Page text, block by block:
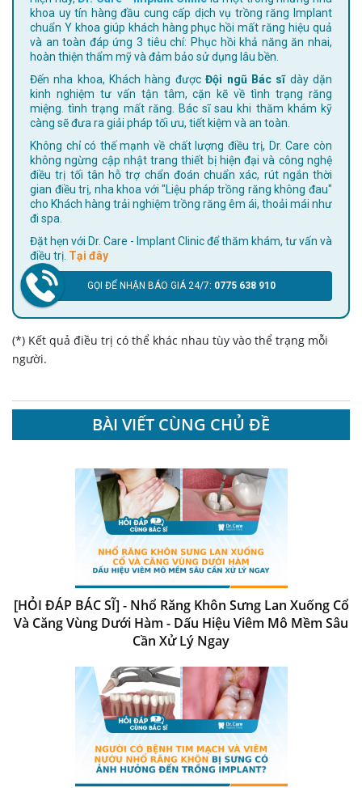
khoa uy tín hàng đầu cung cấp dịch vụ trồng răng Implant
chuẩn Y khoa giúp khách hàng phục hồi mất răng hiệu quả
và an toàn đáp ứng 3 tiêu chí: Phục hồi khả năng ăn nhai,
hoàn thiện thẩm mỹ và đảm bảo sử dụng lâu bền.
Đến nha khoa, Khách hàng đượcĐội ngũ Bác sĩdày dặn
kinh nghiệm tư vấn tận tâm, cặn kẽ về tình trạng răng
miệng. tình trạng mất răng. Bác sĩ sau khi thăm khám kỹ
càng sẽ đưa ra giải pháp tối ưu, tiết kiệm và an toàn.
Không chỉ có thế mạnh về chất lượng điều trị, Dr. Care còn
không ngừng cập nhật trang thiết bị hiện đại và công nghệ
điều trị tối tân hỗ trợ chẩn đoán chuẩn xác, rút ngắn thời
gian điều trị, nha khoa với "Liệu pháp trồng răng không đau"
cho Khách hàng trải nghiệm trồng răng êm ái, thoải mái như
đi spa.
Đặt hẹn với Dr. Care - Implant Clinic để thăm khám, tư vấn và
điều trị. Tại đây
GỌI ĐỂ NHẬN BÁO GIÁ 24/7: 0775 638 910
(*) Kết quả điều trị có thể khác nhau tùy vào thể trạng mỗi
người.
BÀI VIẾT CÙNG CHỦ ĐỀ
[HỎI ĐÁP BÁC SĨ] - Nhổ Răng Khôn Sưng Lan Xuống Cổ
Và Căng Vùng Dưới Hàm - Dấu Hiệu Viêm Mô Mềm Sâu
Cần Xử Lý Ngay